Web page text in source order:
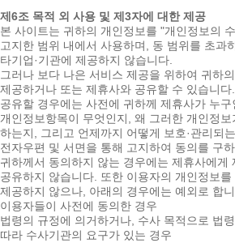
제6조 목적 외 사용 및 제3자에 대한 제공
본 사이트는 귀하의 개인정보를 "개인정보의
고지한 범위 내에서 사용하며, 동 범위를 초과
타기업·기관에 제공하지 않습니다.
그러나 보다 나은 서비스 제공을 위하여 귀하
제공하거나 또는 제휴사와 공유할 수 있습니
공유할 경우에는 사전에 귀하께 제휴사가 누
개인정보항목이 무엇인지, 왜 그러한 개인정
하는지, 그리고 언제까지 어떻게 보호·관리되
전자우편 및 서면을 통해 고지하여 동의를 구
귀하께서 동의하지 않는 경우에는 제휴사에게
공유하지 않습니다. 또한 이용자의 개인정보
제공하지 않으나, 아래의 경우에는 예외로 합
이용자들이 사전에 동의한 경우
법령의 규정에 의거하거나, 수사 목적으로 법
따라 수사기관의 요구가 있는 경우